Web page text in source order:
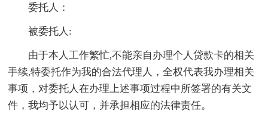
委托人：
被委托人:
由于本人工作繁忙,不能亲自办理个人贷款卡的相关
手续,特委托作为我的合法代理人，全权代表我办理相关
事项，对委托人在办理上述事项过程中所签署的有关文
件，我均予以认可，并承担相应的法律责任。